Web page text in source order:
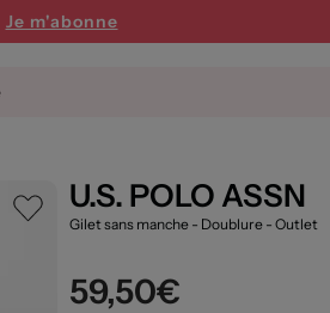
Je m'abonne
U.S. POLO ASSN
Gilet sans manche - Doublure - Outlet
59,50€